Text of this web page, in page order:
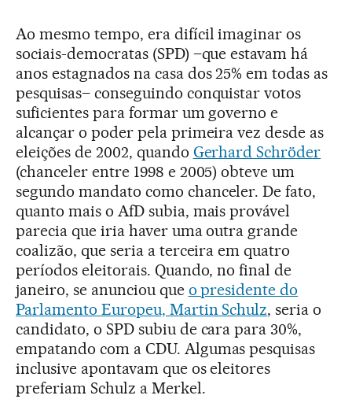
Ao mesmo tempo, era difícil imaginar os
sociais-democratas (SPD) –que estavam há
anos estagnados na casa dos 25% em todas as
pesquisas– conseguindo conquistar votos
suficientes para formar um governo e
alcançar o poder pela primeira vez desde as
eleições de 2002, quando Gerhard Schröder
(chanceler entre 1998 e 2005) obteve um
segundo mandato como chanceler. De fato,
quanto mais o AfD subia, mais provável
parecia que iria haver uma outra grande
coalizão, que seria a terceira em quatro
períodos eleitorais. Quando, no final de
janeiro, se anunciou que o presidente do
Parlamento Europeu, Martin Schulz, seria o
candidato, o SPD subiu de cara para 30%,
empatando com a CDU. Algumas pesquisas
inclusive apontavam que os eleitores
preferiam Schulz a Merkel.